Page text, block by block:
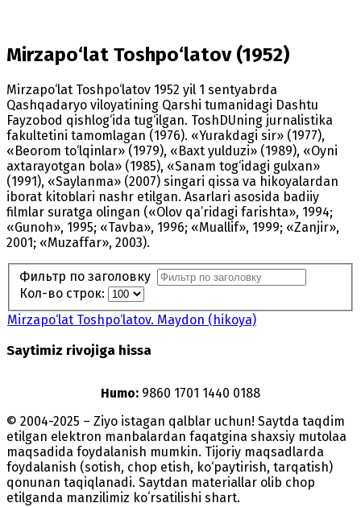
Mirzapo‘lat Toshpo‘latov (1952)
Mirzapo‘lat Toshpo‘latov 1952 yil 1 sentyabrda
Qashqadaryo viloyatining Qarshi tumanidagi Dashtu
Fayzobod qishlog‘ida tug‘ilgan. ToshDUning jurnalistika
fakultetini tamomlagan (1976). «Yurakdagi sir» (1977),
«Beorom to‘lqinlar» (1979), «Baxt yulduzi» (1989), «Oyni
axtarayotgan bola» (1985), «Sanam tog‘idagi gulxan»
(1991), «Saylanma» (2007) singari qissa va hikoyalardan
iborat kitoblari nashr etilgan. Asarlari asosida badiiy
filmlar suratga olingan («Olov qa’ridagi farishta», 1994;
«Gunoh», 1995; «Tavba», 1996; «Muallif», 1999; «Zanjir»,
2001; «Muzaffar», 2003).
Фильтр по заголовку
Кол-во строк:
Mirzapo‘lat Toshpo‘latov. Maydon (hikoya)
Saytimiz rivojiga hissa
Humo: 9860 1701 1440 0188
© 2004-2025 – Ziyo istagan qalblar uchun! Saytda taqdim
etilgan elektron manbalardan faqatgina shaxsiy mutolaa
maqsadida foydalanish mumkin. Tijoriy maqsadlarda
foydalanish (sotish, chop etish, ko‘paytirish, tarqatish)
qonunan taqiqlanadi. Saytdan materiallar olib chop
etilganda manzilimiz koʻrsatilishi shart.